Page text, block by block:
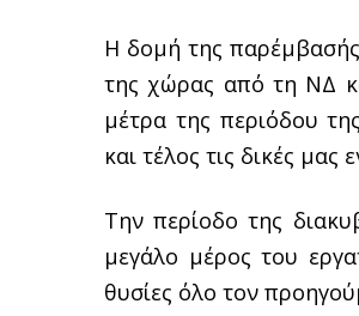
Η δομή της
της χώρας από τη ΝΔ
μέτρα της περιόδου
και τέλος τις δικές μας
Την περίοδο της
μεγάλο μέρος του
θυσίες όλο τον